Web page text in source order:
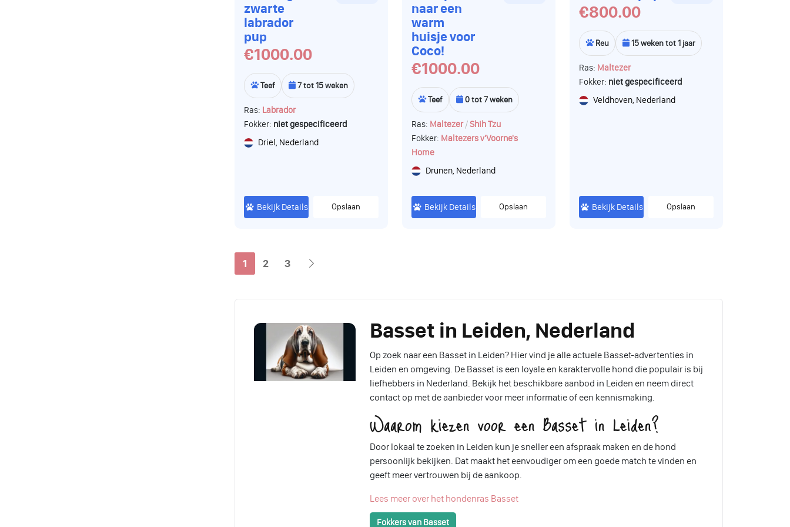
zwarte
labrador
pup
€1000.00
Teef 7 tot 15 weken
Ras: Labrador
Fokker: niet gespecificeerd
Driel, Nederland
Bekijk Details Opslaan
naar een
warm
huisje voor
Coco!
€1000.00
Teef 0 tot 7 weken
Ras: Maltezer/Shih Tzu
Fokker: Maltezers v'Voorne's
Home
Drunen, Nederland
Bekijk Details Opslaan
€800.00
Reu 15 weken tot 1 jaar
Ras: Maltezer
Fokker: niet gespecificeerd
Veldhoven, Nederland
Bekijk Details Opslaan
1 2 3
Basset in Leiden, Nederland
Op zoek naar een Basset in Leiden? Hier vind je alle actuele Basset-advertenties in
Leiden en omgeving. De Basset is een loyale en karaktervolle hond die populair is bij
liefhebbers in Nederland. Bekijk het beschikbare aanbod in Leiden en neem direct
contact op met de aanbieder voor meer informatie of een kennismaking.
Waarom kiezen voor een Basset in Leiden?
Door lokaal te zoeken in Leiden kun je sneller een afspraak maken en de hond
persoonlijk bekijken. Dat maakt het eenvoudiger om een goede match te vinden en
geeft meer vertrouwen bij de aankoop.
Lees meer over het hondenras Basset
Fokkers van Basset